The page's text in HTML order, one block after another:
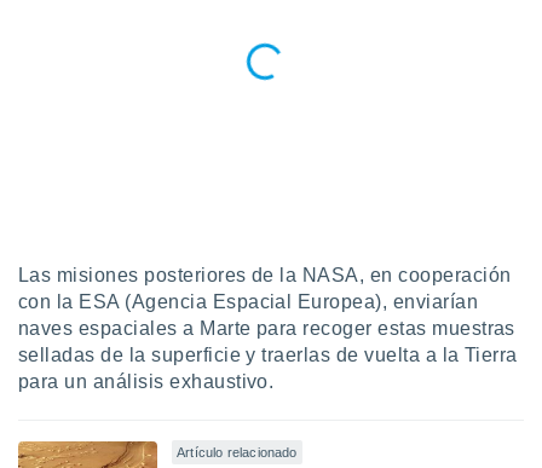
Las misiones posteriores de la NASA, en cooperación
con la ESA (Agencia Espacial Europea), enviarían
naves espaciales a Marte para recoger estas muestras
selladas de la superficie y traerlas de vuelta a la Tierra
para un análisis exhaustivo.
Artículo relacionado